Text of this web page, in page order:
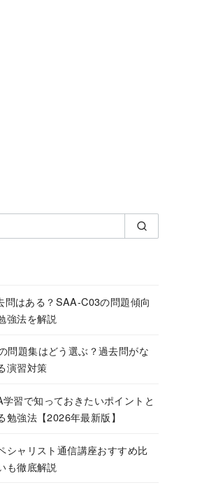
はある？SAA-C03の問題傾向
強法を解説
問題集はどう選ぶ？過去問がな
演習対策
習で知っておきたいポイントと
勉強法【2026年最新版】
シャリスト通信講座おすすめ比
も徹底解説